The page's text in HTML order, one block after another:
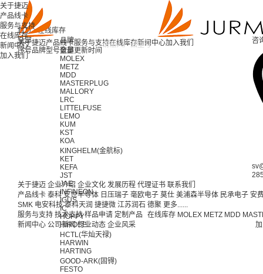
关于捷迈产品线卡服务与支持在线库存新闻中心加入我们
关于捷迈
产品线卡
服务与支持
在线库存
新闻中心
加入我们
首页 >在线库存
咨
全部
品牌
全部
MOLEX
METZ
MDD
MASTERPLUG
MALLORY
LRC
LITTELFUSE
LEMO
KUM
KST
KOA
KINGHELM(金航标)
KET
KEFA
JST
JAE
INFINEON
IGUS
IC
HOPPY
HIROSE
HCTL(华灿天禄)
HARWIN
HARTING
GOOD-ARK(固锝)
FESTO
序号品牌型号数量更新时间
关于捷迈 企业介绍 企业文化 发展历程 代理证书 联系我们
产品线卡 泰科 安世半导体 日压瑞子 毫欧电子 莫仕 美浦森半导体 民承电子 安
SMK 电安科技 泰科天润 捷捷微 江苏润石 德聚 更多......
服务与支持 技术支持 样品申请 定制产品 在线库存 MOLEX METZ MDD
新闻中心 公司新闻 行业动态 企业风采